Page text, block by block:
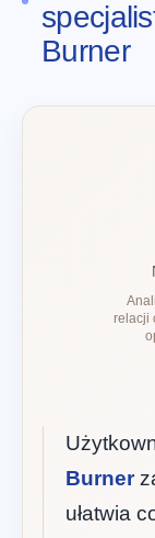
Burner
relacji
Burner
ułatwia